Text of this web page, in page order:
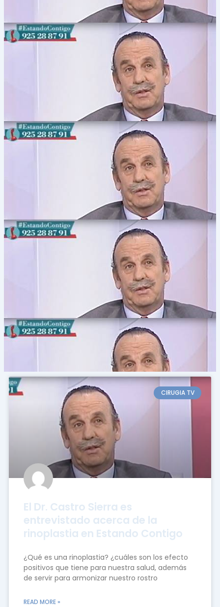
CIRUGIA TV
El Dr. Castro Sierra es
entrevistado acerca de la
rinoplastia en Estando Contigo
¿Qué es una rinoplastia? ¿cuáles son los efecto
positivos que tiene para nuestra salud, además
de servir para armonizar nuestro rostro
READ MORE »